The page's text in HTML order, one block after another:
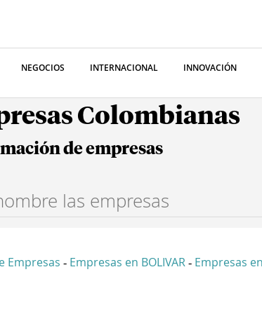
NEGOCIOS INTERNACIONAL INNOVACIÓN
Colombianas
de empresas
Empresas - Empresas en BOLIVAR - Empresas